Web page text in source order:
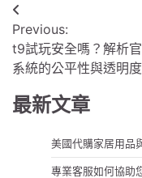
文
章
導
覽
Previous:
t9試玩安全嗎？解析
系統的公平性與透明
最新文章
美國代購家居用品
專業客服如何協助